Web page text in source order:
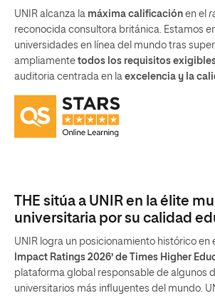
UNIR alcanza la máxima calificación en el
reconocida consultora británica. Estamos
universidades en línea del mundo tras
ampliamente todos los requisitos
auditoria centrada en la excelencia y la
THE sitúa a UNIR en la élite
universitaria por su calidad
UNIR logra un posicionamiento histórico en
Impact Ratings 2026’ de Times Higher
plataforma global responsable de algunos
universitarios más influyentes del mundo.